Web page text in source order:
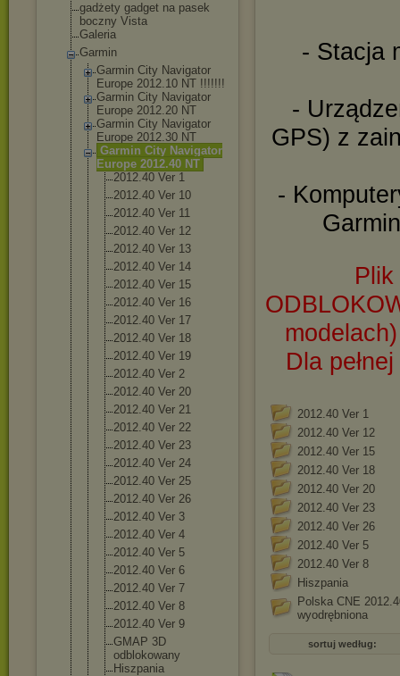
gadżety gadget na pasek
boczny Vista
Galeria
Garmin
Garmin City Navigator
Europe 2012.10 NT !!!!!!!
Garmin City Navigator
Europe 2012.20 NT
Garmin City Navigator
Europe 2012.30 NT
Garmin City Navigator
Europe 2012.40 NT
2012.40 Ver 1
2012.40 Ver 10
2012.40 Ver 11
2012.40 Ver 12
2012.40 Ver 13
2012.40 Ver 14
2012.40 Ver 15
2012.40 Ver 16
2012.40 Ver 17
2012.40 Ver 18
2012.40 Ver 19
2012.40 Ver 2
2012.40 Ver 20
2012.40 Ver 21
2012.40 Ver 22
2012.40 Ver 23
2012.40 Ver 24
2012.40 Ver 25
2012.40 Ver 26
2012.40 Ver 3
2012.40 Ver 4
2012.40 Ver 5
2012.40 Ver 6
2012.40 Ver 7
2012.40 Ver 8
2012.40 Ver 9
GMAP 3D
odblokowany
Hiszpania
- Stacja
-
GPS) z
-
Dla
2012.40 Ver 1
2012.40 Ver 12
2012.40 Ver 15
2012.40 Ver 18
2012.40 Ver 20
2012.40 Ver 23
2012.40 Ver 26
2012.40 Ver 5
2012.40 Ver 8
Hiszpania
Polska CNE
wyodrębniona
sortuj według: